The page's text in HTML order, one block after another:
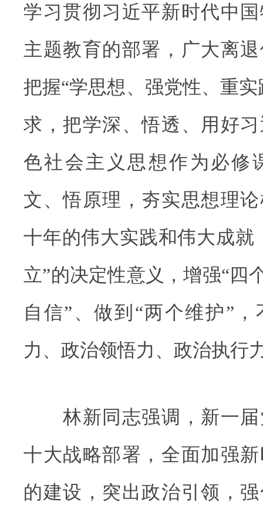
学习贯彻习近平新时代中
主题教育的部署，广大离
把握“学思想、强党性、重
求，把学深、悟透、用好
色社会主义思想作为必修
文、悟原理，夯实思想理
十年的伟大实践和伟大成就
立”的决定性意义，增强“四
自信”、做到“两个维护”
力、政治领悟力、政治执行
林新同志强调，新一届
十大战略部署，全面加强
的建设，突出政治引领，